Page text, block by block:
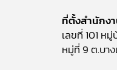
ที่ตั้งสำนักง
เลขที่ 101 ห
หมู่ที่ 9 ต.บา